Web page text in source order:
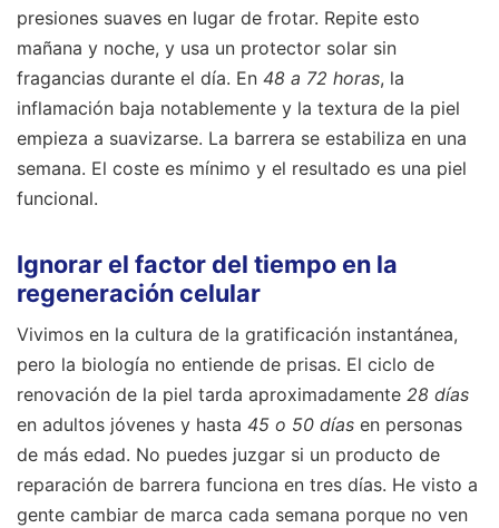
presiones suaves en lugar de frotar. Repite esto
mañana y noche, y usa un protector solar sin
fragancias durante el día. En 48 a 72 horas, la
inflamación baja notablemente y la textura de la piel
empieza a suavizarse. La barrera se estabiliza en una
semana. El coste es mínimo y el resultado es una piel
funcional.
Ignorar el factor del tiempo en la
regeneración celular
Vivimos en la cultura de la gratificación instantánea,
pero la biología no entiende de prisas. El ciclo de
renovación de la piel tarda aproximadamente 28 días
en adultos jóvenes y hasta 45 o 50 días en personas
de más edad. No puedes juzgar si un producto de
reparación de barrera funciona en tres días. He visto a
gente cambiar de marca cada semana porque no ven